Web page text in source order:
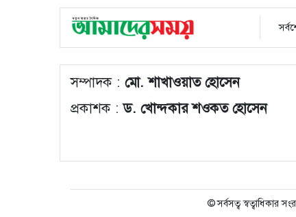
সম্পাদক : মো. শাখাওয়াত হোসেন
প্রকাশক :ড. খোন্দকার শওকত হোসেন
© সর্বসত্ব স্বত্বাধিকার